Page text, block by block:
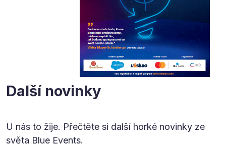
Další novinky
U nás to žije. Přečtěte si další horké novinky ze
světa Blue Events.